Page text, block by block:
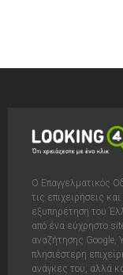
Ο Επαγγελματικός
τις επιχειρήσεις
εξυπηρέτηση του
από ένα εύχρηστο
αναζήτησης Google,
πλησιέστερη
ανάγκες του, αλλά